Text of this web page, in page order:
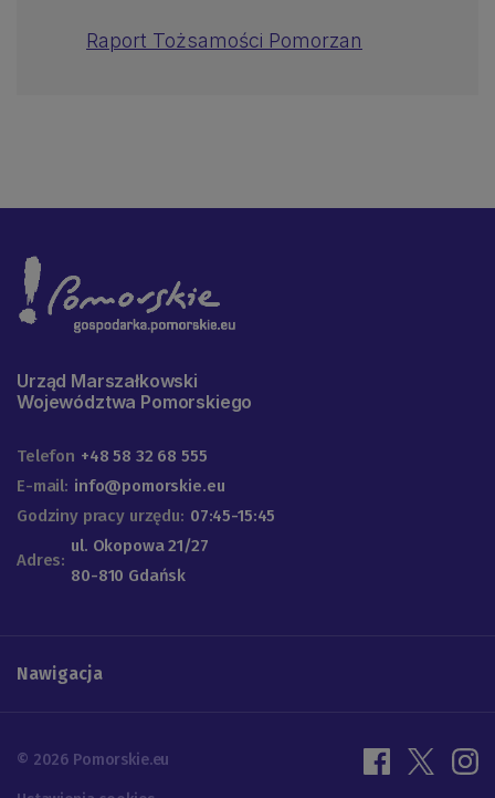
Raport Tożsamości Pomorzan
Urząd Marszałkowski
Województwa Pomorskiego
Telefon +48 58 32 68 555
E-mail: info@pomorskie.eu
Godziny pracy urzędu: 07:45-15:45
Adres:
ul. Okopowa 21/27
80-810 Gdańsk
Nawigacja
© 2026 Pomorskie.eu